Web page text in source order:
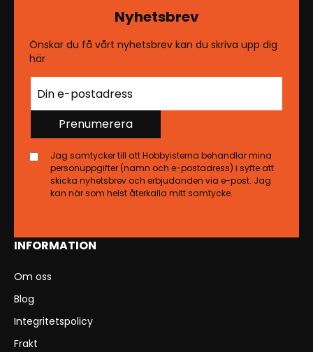
INFORMATION
Om oss
Blog
Integritetspolicy
Frakt
Nyhetsbrev
Önskar du få vårt nyhetsbrev kan du skriva upp dig
här
Prenumerera
Jag samtycker till att Hobbyisterna behandlar mina
personuppgifter (namn och e-postadress) i syfte att
skicka nyhetsbrev och erbjudanden via e-post. Jag
kan när som helst återkalla mitt samtycke.